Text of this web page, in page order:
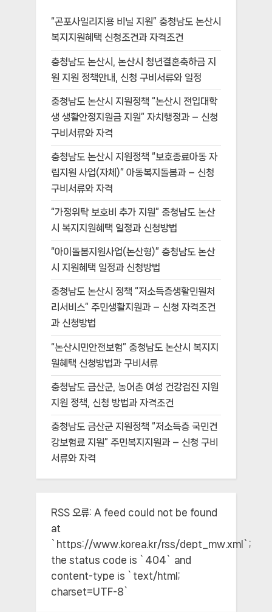
“곤포사일리지용 비닐 지원” 충청남도 논산시
복지지원혜택 신청조건과 자격조건
충청남도 논산시, 논산시 청년결혼축하금 지
원 지원 정책안내, 신청 구비서류와 일정
충청남도 논산시 지원정책 “논산시 전입대학
생 생활안정지원금 지원” 자치행정과 – 신청
구비서류와 자격
충청남도 논산시 지원정책 “보호종료아동 자
립지원 사업(자체)” 아동복지돌봄과 – 신청
구비서류와 자격
“가정위탁 보호비 추가 지원” 충청남도 논산
시 복지지원혜택 일정과 신청방법
“아이돌봄지원사업(논산형)” 충청남도 논산
시 지원혜택 일정과 신청방법
충청남도 논산시 정책 “저소득층생활민원처
리서비스” 주민생활지원과 – 신청 자격조건
과 신청방법
“논산시민안전보험” 충청남도 논산시 복지지
원혜택 신청방법과 구비서류
충청남도 금산군, 농어촌 여성 건강검진 지원
지원 정책, 신청 방법과 자격조건
충청남도 금산군 지원정책 “저소득층 국민건
강보험료 지원” 주민복지지원과 – 신청 구비
서류와 자격
RSS 오류: A feed could not be found
at
`https://www.korea.kr/rss/dept_mw.xml`;
the status code is `404` and
content-type is `text/html;
charset=UTF-8`